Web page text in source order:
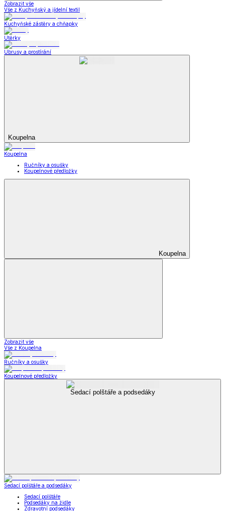
Zobrazit vše
Vše z Kuchyňský a jídelní textil
Kuchyňské zástěry a chňapky
Utěrky
Ubrusy a prostírání
Koupelna
Koupelna
Ručníky a osušky
Koupelnové předložky
Koupelna
Zobrazit vše
Vše z Koupelna
Ručníky a osušky
Koupelnové předložky
Sedací polštáře a podsedáky
Sedací polštáře a podsedáky
Sedací polštáře
Podsedáky na židle
Zdravotní podsedáky